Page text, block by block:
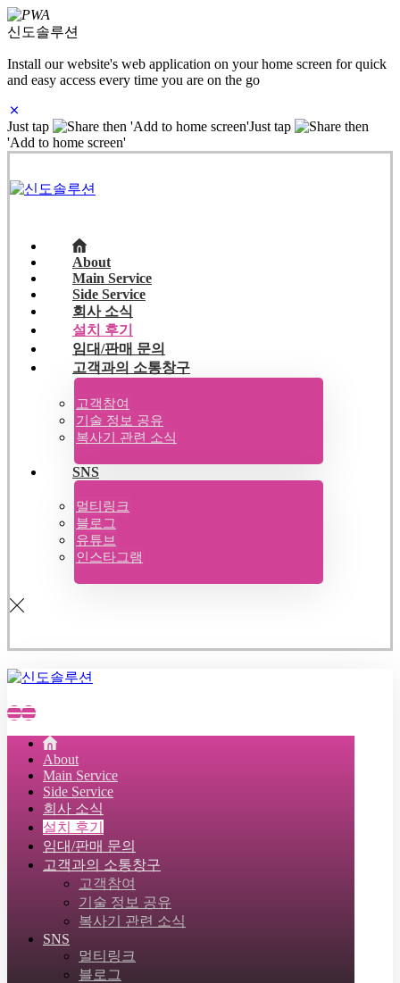
신도솔루션
Install our website's web application on your home screen for quick
and easy access every time you are on the go
Just tap then 'Add to home screen'Just tap
then
'Add to home screen'
About
Main Service
Side Service
회사 소식
설치 후기
임대/판매 문의
고객과의 소통창구
고객참여
기술 정보 공유
복사기 관련 소식
SNS
멀티링크
블로그
유튜브
인스타그램
About
Main Service
Side Service
회사 소식
설치 후기
임대/판매 문의
고객과의 소통창구
고객참여
기술 정보 공유
복사기 관련 소식
SNS
멀티링크
블로그